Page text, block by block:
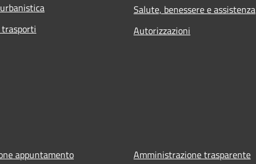
Salute, benessere e assistenza
Autorizzazioni
appuntamento Amministrazione trasparente